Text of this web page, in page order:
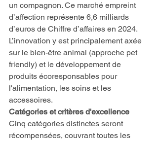
un compagnon. Ce marché empreint
d’affection représente 6,6 milliards
d’euros de Chiffre d’affaires en 2024.
L’innovation y est principalement axée
sur le bien-être animal (approche pet
friendly) et le développement de
produits écoresponsables pour
l'alimentation, les soins et les
accessoires.
Catégories et critères d'excellence
Cinq catégories distinctes seront
récompensées, couvrant toutes les